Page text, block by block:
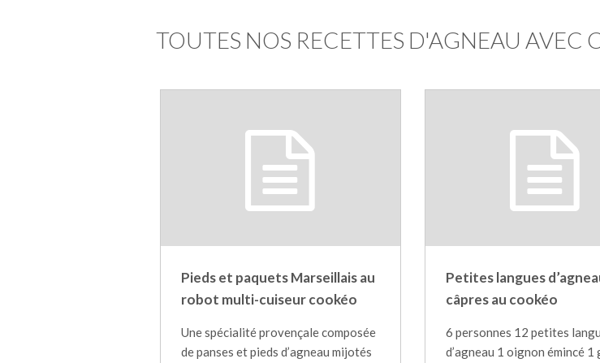
TOUTES NOS RECETTES D'AGNEAU AVEC
Pieds et paquets Marseillais au
robot multi-cuiseur cookéo
Une spécialité provençale composée
de panses et pieds d’agneau mijotés
Petites langues
câpres au cookéo
6 personnes 12 petites
d’agneau 1 oignon émincé 1